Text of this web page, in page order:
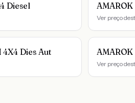
Diesel AMAROK
Ver preço
Dies Aut AMAROK
Ver preço